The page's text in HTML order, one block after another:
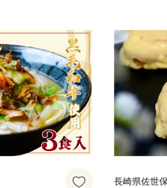
長崎県佐世